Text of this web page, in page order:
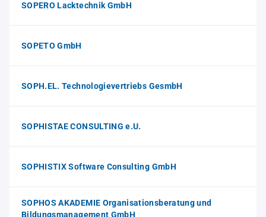
SOPERO Lacktechnik GmbH
SOPETO GmbH
SOPH.EL. Technologievertriebs GesmbH
SOPHISTAE CONSULTING e.U.
SOPHISTIX Software Consulting GmbH
SOPHOS AKADEMIE Organisationsberatung und
Bildungsmanagement GmbH